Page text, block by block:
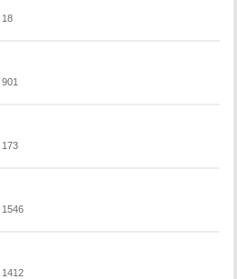
18
901
173
1546
1412